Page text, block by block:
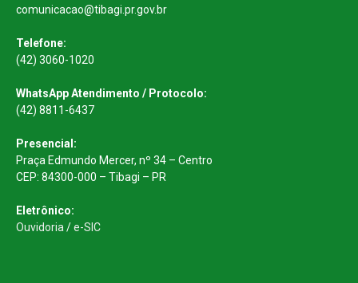
comunicacao@tibagi.pr.gov.br
Telefone:
(42) 3060-1020
WhatsApp Atendimento / Protocolo:
(42) 8811-6437
Presencial:
Praça Edmundo Mercer, nº 34 – Centro
CEP: 84300-000 – Tibagi – PR
Eletrônico:
Ouvidoria /e-SIC